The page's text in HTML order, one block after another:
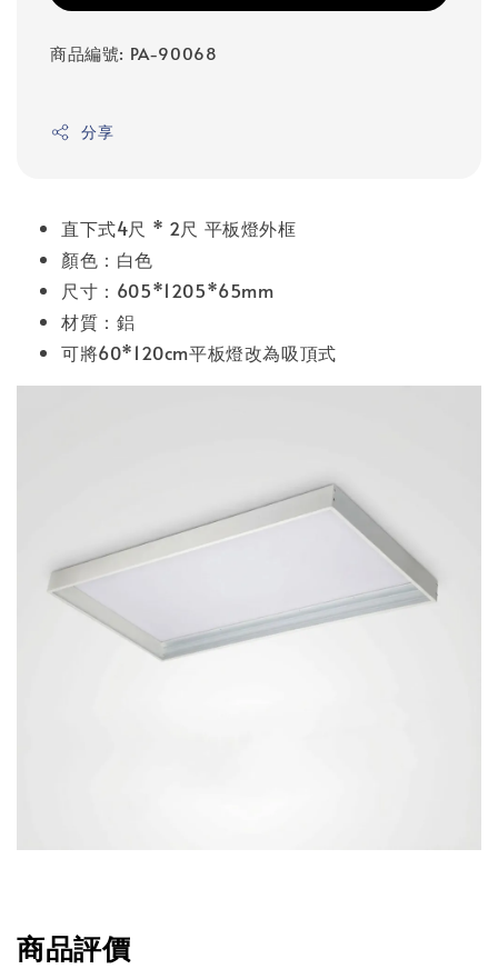
商品編號: PA-90068
分享
直下式4尺 * 2尺 平板燈外框
顏色：白色
尺寸：605*1205*65mm
材質：鋁
可將60*120cm平板燈改為吸頂式
商品評價